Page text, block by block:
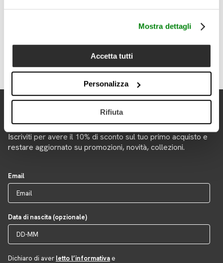
Mostra dettagli
Accetta tutti
Personalizza
Rifiuta
• Bordo rifinito con punto cavallo
• Cura del prodotto: lavare a secco; non lavare in acqua;
non candeggiare al cloro; non stirare
Iscriviti per avere il 10% di sconto sul tuo primo acquisto e
restare aggiornato su promozioni, novità, collezioni.
Email
Data di nascita (opzionale)
Dichiaro di aver letto l’informativa e